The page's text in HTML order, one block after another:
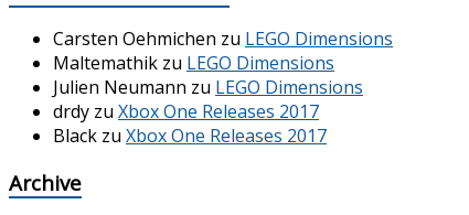
Carsten Oehmichen zu LEGO Dimensions
Maltemathik zu LEGO Dimensions
Julien Neumann zu LEGO Dimensions
drdy zu Xbox One Releases 2017
Black zu Xbox One Releases 2017
Archive